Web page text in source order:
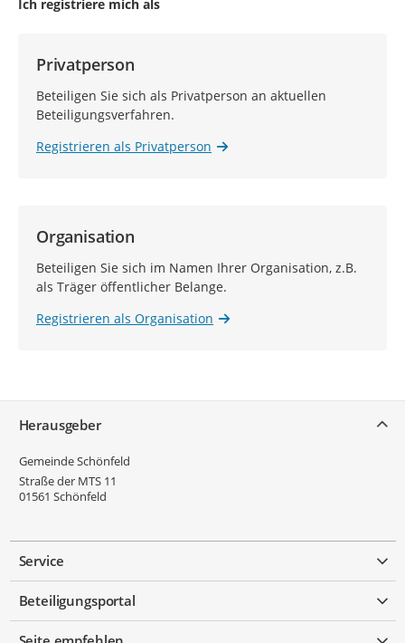
Ich registriere mich als
Privatperson
Beteiligen Sie sich als Privatperson an aktuellen
Beteiligungsverfahren.
Registrieren als Privatperson
Organisation
Beteiligen Sie sich im Namen Ihrer Organisation, z.B.
als Träger öffentlicher Belange.
Registrieren als Organisation
Herausgeber
Gemeinde Schönfeld
Straße der MTS 11
01561 Schönfeld
Service
Beteiligungsportal